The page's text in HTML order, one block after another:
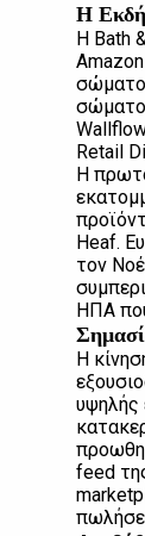
Η
Η Bath
Retail
Η
Heaf.
τον
ΗΠΑ
Η
υψηλής
feed